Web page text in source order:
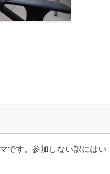
です。参加しない訳にはい